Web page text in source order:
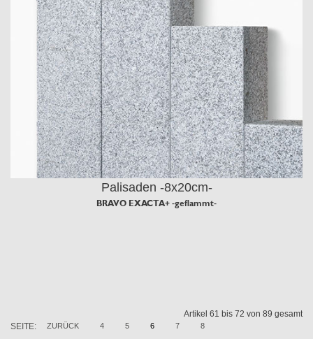
Palisaden -8x20cm-
BRAVO EXACTA+ -geflammt-
Artikel 61 bis 72 von 89 gesamt
SEITE:
ZURÜCK 4 5 6 7 8